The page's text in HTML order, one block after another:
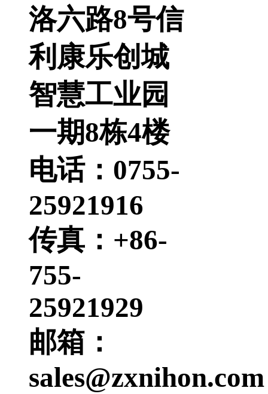
洛六路8号信
利康乐创城
智慧工业园
一期8栋4楼
电话：0755-
25921916
传真：+86-
755-
25921929
邮箱：
sales@zxnihon.com